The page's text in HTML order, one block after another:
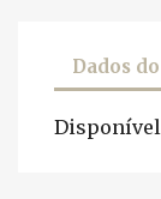
Dados
Disponível